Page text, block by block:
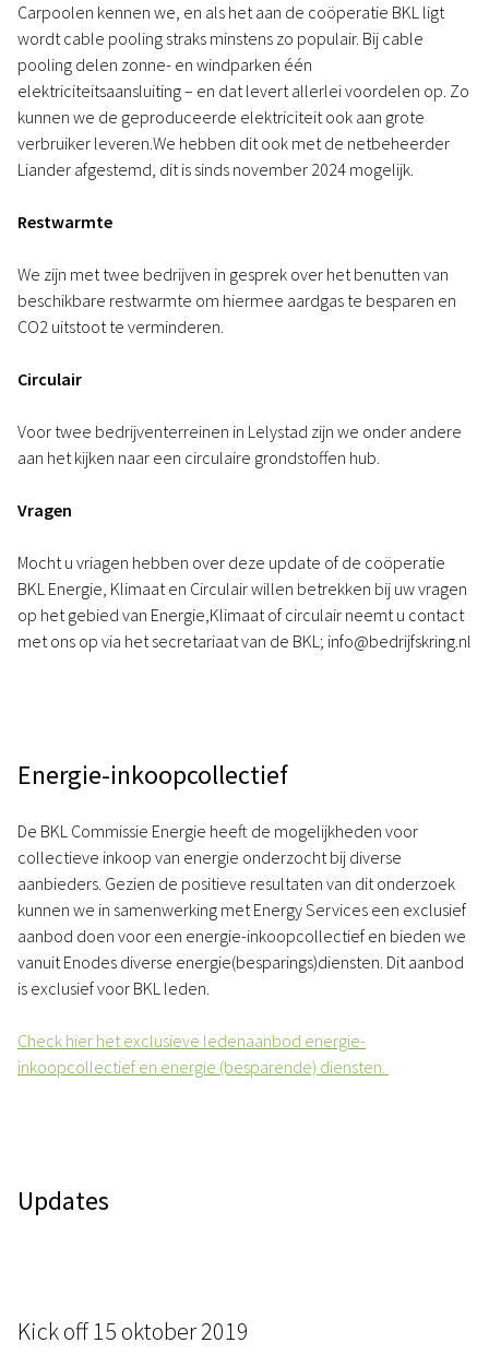
Carpoolen kennen we, en als het aan de coöperatie BKL ligt
wordt cable pooling straks minstens zo populair. Bij cable
pooling delen zonne- en windparken één
elektriciteitsaansluiting – en dat levert allerlei voordelen op. Zo
kunnen we de geproduceerde elektriciteit ook aan grote
verbruiker leveren.We hebben dit ook met de netbeheerder
Liander afgestemd, dit is sinds november 2024 mogelijk.
Restwarmte
We zijn met twee bedrijven in gesprek over het benutten van
beschikbare restwarmte om hiermee aardgas te besparen en
CO2 uitstoot te verminderen.
Circulair
Voor twee bedrijventerreinen in Lelystad zijn we onder andere
aan het kijken naar een circulaire grondstoffen hub.
Vragen
Mocht u vriagen hebben over deze update of de coöperatie
BKL Energie, Klimaat en Circulair willen betrekken bij uw vragen
op het gebied van Energie,Klimaat of circulair neemt u contact
met ons op via het secretariaat van de BKL; info@bedrijfskring.nl
Energie-inkoopcollectief
De BKL Commissie Energie heeft de mogelijkheden voor
collectieve inkoop van energie onderzocht bij diverse
aanbieders. Gezien de positieve resultaten van dit onderzoek
kunnen we in samenwerking met Energy Services een exclusief
aanbod doen voor een energie-inkoopcollectief en bieden we
vanuit Enodes diverse energie(besparings)diensten. Dit aanbod
is exclusief voor BKL leden.
Check hier het exclusieve ledenaanbod energie-
inkoopcollectief en energie (besparende) diensten.
Updates
Kick off 15 oktober 2019